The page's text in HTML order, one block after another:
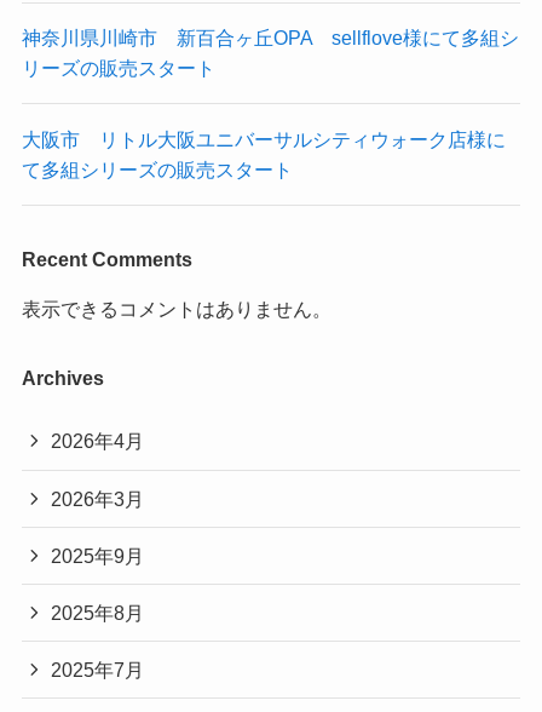
神奈川県川崎市 新百合ヶ丘OPA sellflove様にて多組シ
リーズの販売スタート
大阪市 リトル大阪ユニバーサルシティウォーク店様に
て多組シリーズの販売スタート
Recent Comments
表示できるコメントはありません。
Archives
2026年4月
2026年3月
2025年9月
2025年8月
2025年7月